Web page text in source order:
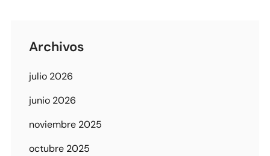
Archivos
julio 2026
junio 2026
noviembre 2025
octubre 2025